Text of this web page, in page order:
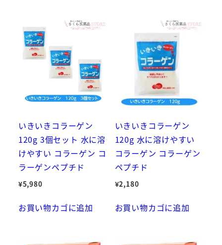
いきいきコラーゲン
120g 3個セット 水に溶
けやすい コラーゲン コ
ラーゲンペプチド
¥5,980
お買い物カゴに追加
いきいきコラーゲン
120g 水に溶けやすい
コラーゲン コラーゲン
ペプチド
¥2,180
お買い物カゴに追加